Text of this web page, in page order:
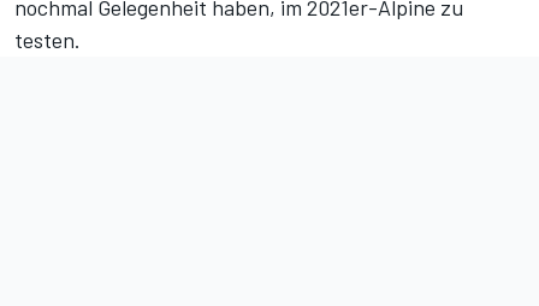
nochmal Gelegenheit haben, im 2021er-Alpine zu
testen.